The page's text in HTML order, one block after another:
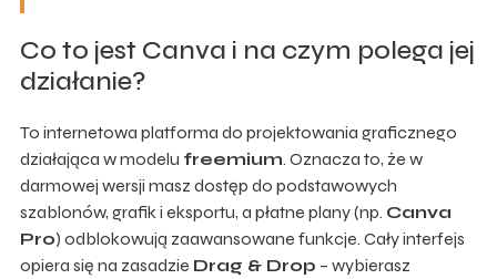
Co to jest Canva i na czym polega jej
działanie?
To internetowa platforma do projektowania graficznego
działająca w modelu freemium. Oznacza to, że w
darmowej wersji masz dostęp do podstawowych
szablonów, grafik i eksportu, a płatne plany (np. Canva
Pro) odblokowują zaawansowane funkcje. Cały interfejs
opiera się na zasadzie Drag & Drop – wybierasz